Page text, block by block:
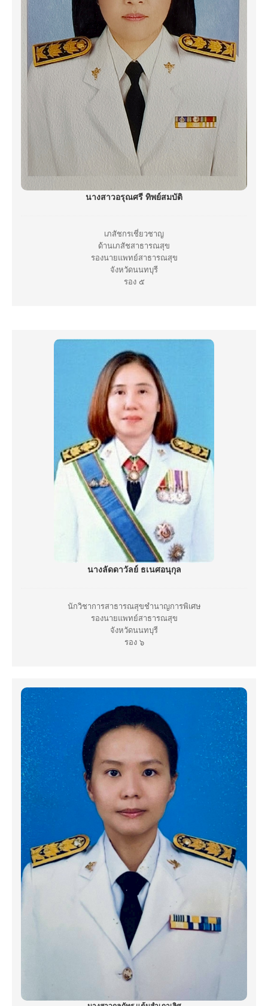
นางสาวอรุณศรี ทิพย์สมบัติ
เภสัชกรเชี่ยวชาญ
ด้านเภสัชสาธารณสุข
รองนายแพทย์สาธารณสุข
จังหวัดนนทบุรี
รอง ๕
นางลัดดาวัลย์ ธเนศอนุกุล
นักวิชาการสาธารณสุขชำนาญการพิเศษ
รองนายแพทย์สาธารณสุข
จังหวัดนนทบุรี
รอง ๖